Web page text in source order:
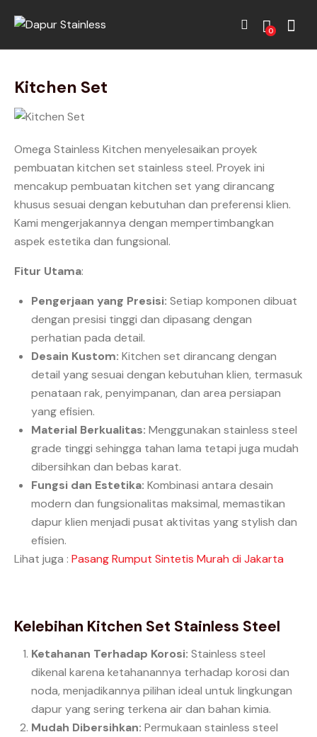
0
Kitchen Set
Omega Stainless Kitchen menyelesaikan proyek
pembuatan kitchen set stainless steel. Proyek ini
mencakup pembuatan kitchen set yang dirancang
khusus sesuai dengan kebutuhan dan preferensi klien.
Kami mengerjakannya dengan mempertimbangkan
aspek estetika dan fungsional.
Fitur Utama:
Pengerjaan yang Presisi: Setiap komponen dibuat
dengan presisi tinggi dan dipasang dengan
perhatian pada detail.
Desain Kustom: Kitchen set dirancang dengan
detail yang sesuai dengan kebutuhan klien, termasuk
penataan rak, penyimpanan, dan area persiapan
yang efisien.
Material Berkualitas: Menggunakan stainless steel
grade tinggi sehingga tahan lama tetapi juga mudah
dibersihkan dan bebas karat.
Fungsi dan Estetika: Kombinasi antara desain
modern dan fungsionalitas maksimal, memastikan
dapur klien menjadi pusat aktivitas yang stylish dan
efisien.
Lihat juga : Pasang Rumput Sintetis Murah di Jakarta
Kelebihan Kitchen Set Stainless Steel
Ketahanan Terhadap Korosi: Stainless steel
dikenal karena ketahanannya terhadap korosi dan
noda, menjadikannya pilihan ideal untuk lingkungan
dapur yang sering terkena air dan bahan kimia.
Mudah Dibersihkan: Permukaan stainless steel